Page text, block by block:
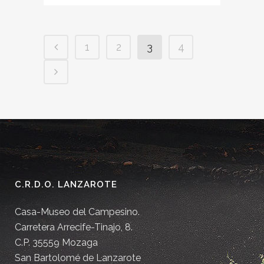
1 2 3 4
C.R.D.O. LANZAROTE
Casa-Museo del Campesino.
Carretera Arrecife-Tinajo, 8.
C.P. 35559 Mozaga
San Bartolomé de Lanzarote